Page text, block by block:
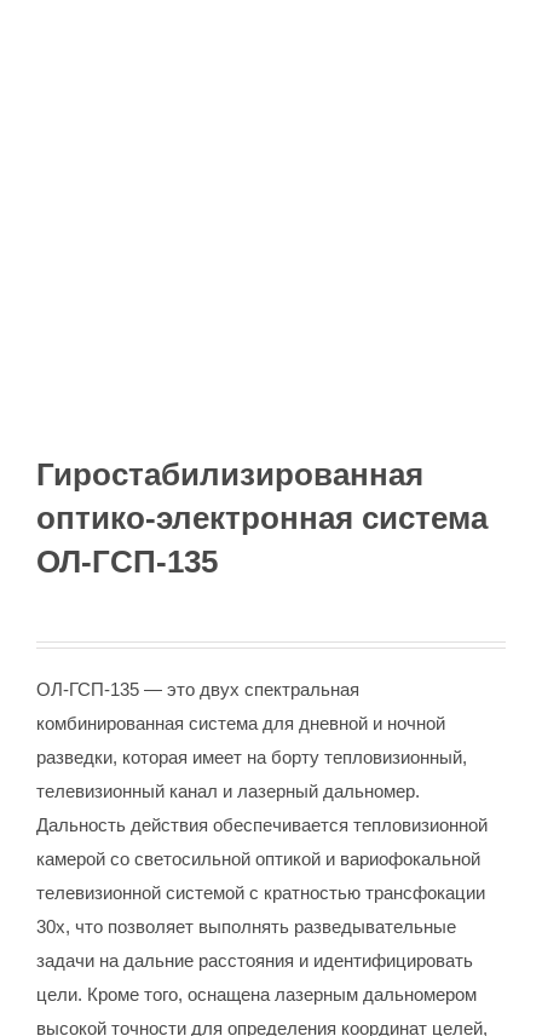
Гиростабилизированная
оптико-электронная система
ОЛ-ГСП-135
ОЛ-ГСП-135 — это двух спектральная
комбинированная система для дневной и ночной
разведки, которая имеет на борту тепловизионный,
телевизионный канал и лазерный дальномер.
Дальность действия обеспечивается тепловизионной
камерой со светосильной оптикой и вариофокальной
телевизионной системой с кратностью трансфокации
30х, что позволяет выполнять разведывательные
задачи на дальние расстояния и идентифицировать
цели. Кроме того, оснащена лазерным дальномером
высокой точности для определения координат целей,